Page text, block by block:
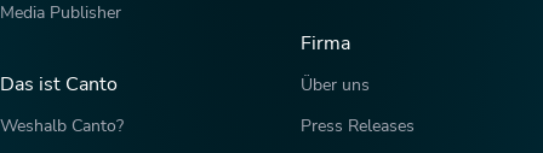
Media Publisher
Das ist Canto
Weshalb Canto?
Firma
Über uns
Press Releases